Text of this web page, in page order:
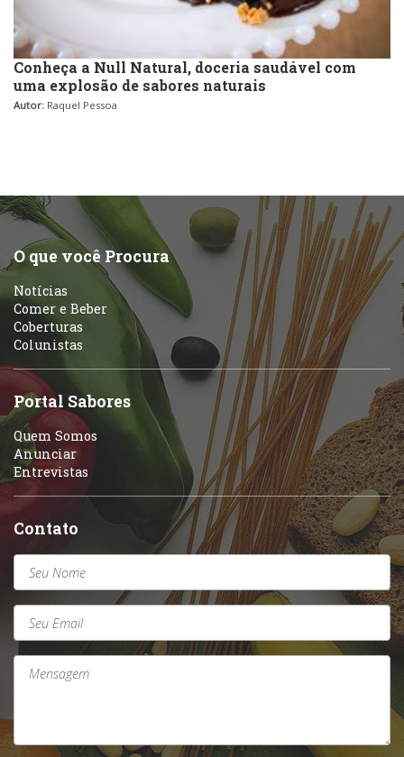
Conheça a Null Natural, doceria saudável com
uma explosão de sabores naturais
Autor: Raquel Pessoa
O que você Procura
Notícias
Comer e Beber
Coberturas
Colunistas
Portal Sabores
Quem Somos
Anunciar
Entrevistas
Contato